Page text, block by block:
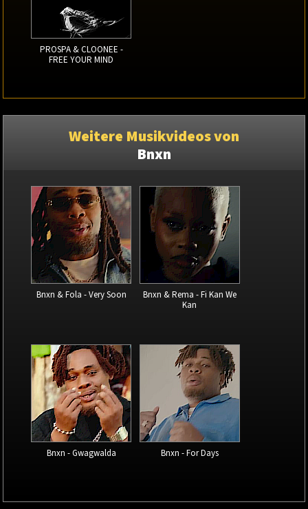
PROSPA & CLOONEE -
FREE YOUR MIND
Weitere Musikvideos von
Bnxn
Bnxn & Fola - Very Soon
Bnxn & Rema - Fi Kan We
Kan
Bnxn - Gwagwalda Bnxn - For Days